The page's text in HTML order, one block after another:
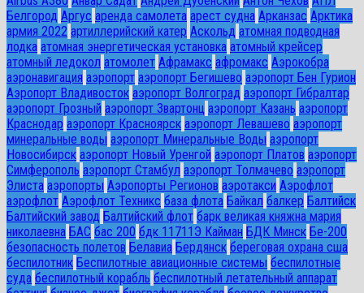
Белгород Аргус аренда самолета арест судна Арканзас Арктика
армия 2022 артиллерийский катер Аскольд атомная подводная
лодка атомная энергетическая установка атомный крейсер
атомный ледокол атомолет Афрамакс афромакс Аэрокобра
аэронавигация аэропорт аэропорт Бегишево аэропорт Бен Гурион
Аэропорт Владивосток аэропорт Волгоград аэропорт Гибралтар
аэропорт Грозный аэропорт Звартонц аэропорт Казань аэропорт
Краснодар аэропорт Красноярск аэропорт Левашево аэропорт
минеральные воды аэропорт Минеральные Воды аэропорт
Новосибирск аэропорт Новый Уренгой аэропорт Платов аэропорт
Симферополь аэропорт Стамбул аэропорт Толмачево аэропорт
Элиста аэропорты Аэропорты Регионов аэротакси Аэрофлот
аэрофлот Аэрофлот Техникс база флота Байкал балкер Балтийск
Балтийский завод Балтийский флот барк великая княжна мария
николаевна БАС бас 200 бдк 11711Э Кайман БДК Минск Бе-200
безопасность полетов Белавиа Бердянск береговая охрана сша
беспилотник Беспилотные авиационные системы беспилотные
суда беспилотный корабль беспилотный летательный аппарат